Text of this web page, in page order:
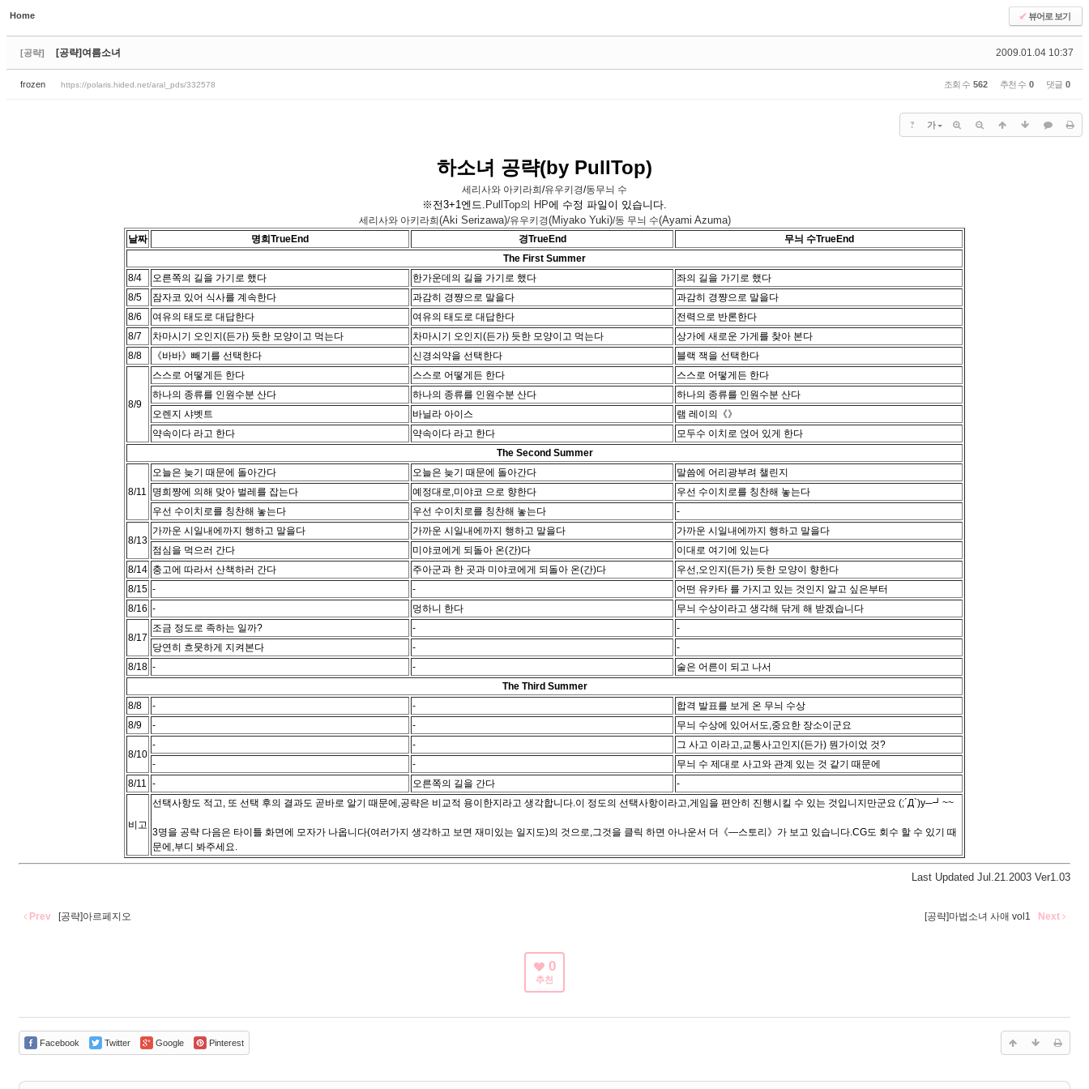
Home ✔뷰어로 보기
[공략] 2009.01.04 10:37
[공략]여름소녀
frozen https://polaris.hided.net/aral_pds/332578 조회 수 562 추천 수 0 댓글 0
? 가
하소녀 공략(by PullTop)
세리사와 아키라희 /유우키경/동무늬 수
※전3+1엔드. PullTop의 HP에 수정 파일이 있습니다.
세리사와 아키라희 (Aki Serizawa)/유우키경(Miyako Yuki)/동 무늬 수(Ayami Azuma)
날짜 명희TrueEnd 경TrueEnd
무늬 수TrueEnd
The First Summer
8/4
오른쪽의 길을 가기로 했다 한가운데의 길을 가기로 했다
좌의 길을 가기로 했다
8/5
잠자코 있어 식사를 계속한다 과감히 경쨩으로 말을다
과감히 경쨩으로 말을다
8/6
여유의 태도로 대답한다 여유의 태도로 대답한다
전력으로 반론한다
8/7
차마시기 오인지(든가) 듯한 모양이고 먹는다 차마시기 오인지(든가) 듯한 모양이고 먹는다
상가에 새로운 가게를 찾아 본다
8/8
《바바》빼기를 선택한다 신경쇠약을 선택한다 블랙 잭을 선택한다
8/9
스스로 어떻게든 한다 스스로 어떻게든 한다
스스로 어떻게든 한다
하나의 종류를 인원수분 산다
하나의 종류를 인원수분 산다
하나의 종류를 인원수분 산다
오렌지 샤벳트
바닐라 아이스
램 레이의《》
약속이다 라고 한다
약속이다 라고 한다
모두수 이치로 얹어 있게 한다
The Second Summer
8/11
오늘은 늦기 때문에 돌아간다 오늘은 늦기 때문에 돌아간다
말씀에 어리광부려 챌린지
명희쨩에 의해 맞아 벌레를 잡는다
예정대로,미야코 으로 향한다
우선 수이치로를 칭찬해 놓는다
우선 수이치로를 칭찬해 놓는다
우선 수이치로를 칭찬해 놓는다 -
8/13
가까운 시일내에까지 행하고 말을다 가까운 시일내에까지 행하고 말을다
가까운 시일내에까지 행하고 말을다
점심을 먹으러 간다
미야코에게 되돌아 온(간)다
이대로 여기에 있는다
8/14 충고에 따라서 산책하러 간다 주아군과 한 곳과 미야코에게 되돌아 온(간)다
우선,오인지(든가) 듯한 모양이 향한다
8/15 - -
어떤 유카타 를 가지고 있는 것인지 알고 싶은부터
8/16 - 멍하니 한다 무늬 수상이라고 생각해 닦게 해 받겠습니다
8/17
조금 정도로 족하는 일까? -
-
당연히 흐뭇하게 지켜본다
-
-
8/18 - -
술은 어른이 되고 나서
The Third Summer
8/8
- -
합격 발표를 보게 온 무늬 수상
8/9
- - 무늬 수상에 있어서도,중요한 장소이군요
8/10
- -
그 사고 이라고,교통사고인지(든가) 뭔가이었 것?
-
-
무늬 수 제대로 사고와 관계 있는 것 같기 때문에
8/11 - 오른쪽의 길을 간다 -
비고
선택사항도 적고, 또 선택 후의 결과도 곧바로 알기 때문에,공략은 비교적 용이한지라고 생각합니다.이 정도의 선택사항이라고,게임을 편안히 진행시킬 수 있는 것입니지만군요 (;´Д`)y─┛~~
3명을 공략 다음은 타이틀 화면에 모자가 나옵니다(여러가지 생각하고 보면 재미있는 일지도)의 것으로,그것을 클릭 하면 아나운서 더《―스토리》가 보고 있습니다.CG도 회수 할 수 있기 때
문에,부디 봐주세요.
Last Updated Jul.21.2003 Ver1.03
Prev [공략]아르페지오 [공략]마법소녀 사애 vol1 Next
0
추천
Facebook Twitter Google Pinterest
Sketchbook5, 스케치북5
Sketchbook5, 스케치북5